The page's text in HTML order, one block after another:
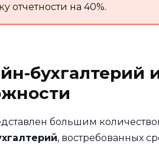
отчетности на 40%.
бухгалтерий
большим
, востребованных